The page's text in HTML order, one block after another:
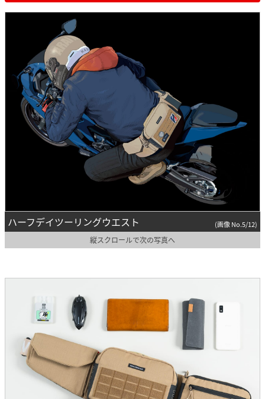
ハーフデイツーリングウエスト (画像 No.5/12)
縦スクロールで次の写真へ